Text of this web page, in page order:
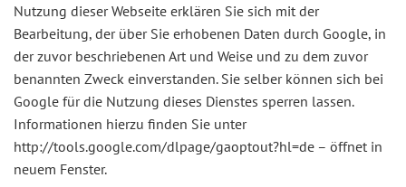
Nutzung dieser Webseite erklären Sie sich mit der
Bearbeitung, der über Sie erhobenen Daten durch Google, in
der zuvor beschriebenen Art und Weise und zu dem zuvor
benannten Zweck einverstanden. Sie selber können sich bei
Google für die Nutzung dieses Dienstes sperren lassen.
Informationen hierzu finden Sie unter
http://tools.google.com/dlpage/gaoptout?hl=de – öffnet in
neuem Fenster.